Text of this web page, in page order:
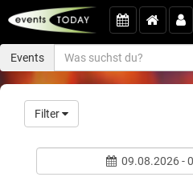
Events
Filter
09.08.2026 -